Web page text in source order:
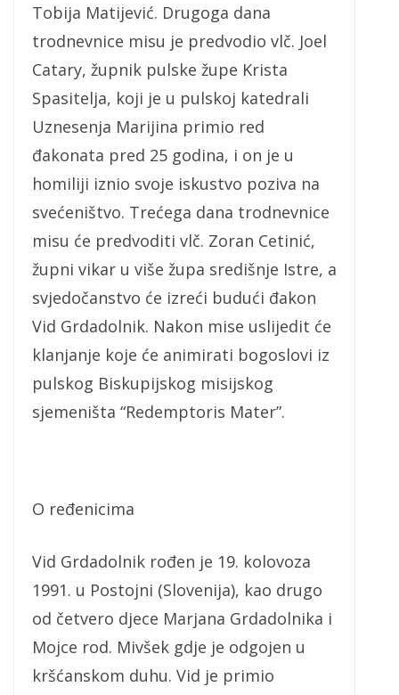
Tobija Matijević. Drugoga dana
trodnevnice misu je predvodio vlč. Joel
Catary, župnik pulske župe Krista
Spasitelja, koji je u pulskoj katedrali
Uznesenja Marijina primio red
đakonata pred 25 godina, i on je u
homiliji iznio svoje iskustvo poziva na
svećeništvo. Trećega dana trodnevnice
misu će predvoditi vlč. Zoran Cetinić,
župni vikar u više župa središnje Istre, a
svjedočanstvo će izreći budući đakon
Vid Grdadolnik. Nakon mise uslijedit će
klanjanje koje će animirati bogoslovi iz
pulskog Biskupijskog misijskog
sjemeništa “Redemptoris Mater”.
O ređenicima
Vid Grdadolnik rođen je 19. kolovoza
1991. u Postojni (Slovenija), kao drugo
od četvero djece Marjana Grdadolnika i
Mojce rod. Mivšek gdje je odgojen u
kršćanskom duhu. Vid je primio